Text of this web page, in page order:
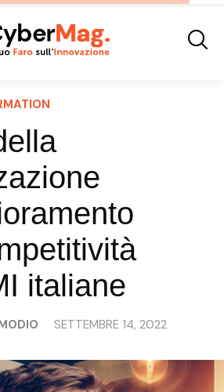
italiane
SETTEMBRE 14, 2022